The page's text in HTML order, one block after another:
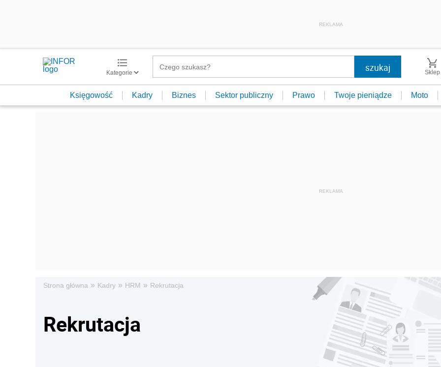
REKLAMA
Kategorie Sklep
Księgowość Kadry Biznes Sektor publiczny Prawo Twoje pieniądze Moto
Strona główna » Kadry » HRM » Rekrutacja
Rekrutacja